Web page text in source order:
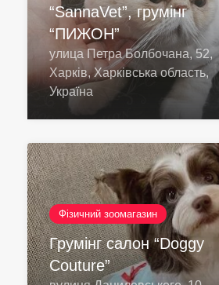
“SannaVet”, грумінг
“ПИЖОН”
улица Петра Болбочана, 52,
Харків, Харківська область,
Україна
Фізичний зоомагазин
Грумінг салон “Doggy
Couture”